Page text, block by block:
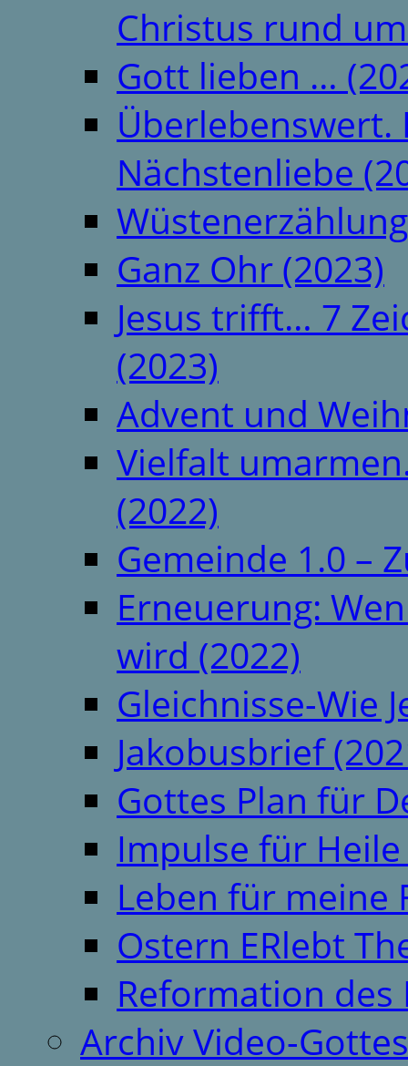
Christus rund
Gott lieben …
Überlebenswert.
Nächstenliebe
Ganz Ohr (2023)
Jesus trifft… 7
(2023)
Advent und
Vielfalt
(2022)
Gemeinde 1.0 –
Erneuerung:
wird (2022)
Gleichnisse-Wie
Jakobusbrief
Gottes Plan für
Impulse für
Leben für meine
Ostern ERlebt
Reformation des
Archiv Video-